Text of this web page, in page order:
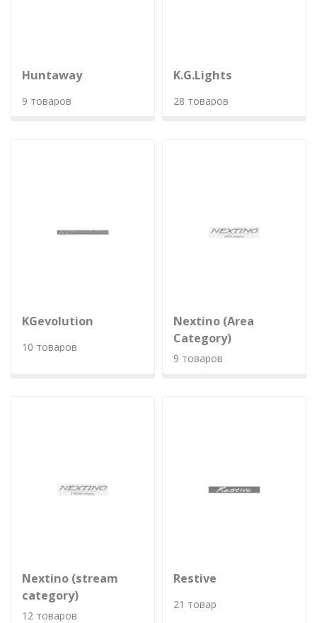
Huntaway
9 товаров
K.G.Lights
28 товаров
KGevolution
10 товаров
Nextino (Area
Category)
9 товаров
Nextino (stream
category)
12 товаров
Restive
21 товар